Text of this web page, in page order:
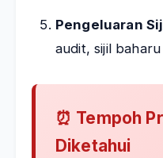
Pengeluaran
audit, sijil
⏰ Tempoh
Diketahui